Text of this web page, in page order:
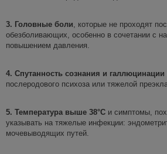
3. Головные боли , которые не проходят
обезболивающих, особенно в сочетании с
повышением давления.
4. Спутанность сознания и галлюцинации
послеродового психоза или тяжелой
5. Температура выше 38°C и симптомы,
указывать на тяжелые инфекции:
мочевыводящих путей.